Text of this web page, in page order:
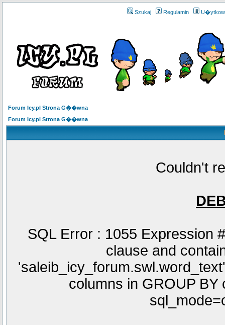
Szukaj Regulamin
Forum Icy.pl Strona G��wna
Forum Icy.pl Strona G��wna
Couldn't
SQL Error : 1055 Expression
clause and
columns in GROUP BY